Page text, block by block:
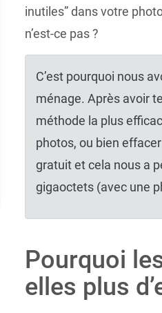
inutiles” dans votre
n’est-ce pas ?
C’est pourquoi nous
ménage. Après avoir
méthode la plus
photos, ou bien
gratuit et cela nous a
gigaoctets (avec une
Pourquoi
elles plus